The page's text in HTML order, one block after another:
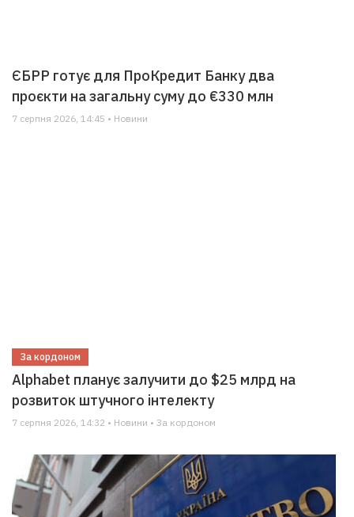
ЄБРР готує для ПроКредит Банку два
проєкти на загальну суму до €330 млн
7 серпня 2026, 14:45 • Новини
За кордоном
Alphabet планує залучити до $25 млрд на
розвиток штучного інтелекту
7 серпня 2026, 14:32 • Новини • За кордоном